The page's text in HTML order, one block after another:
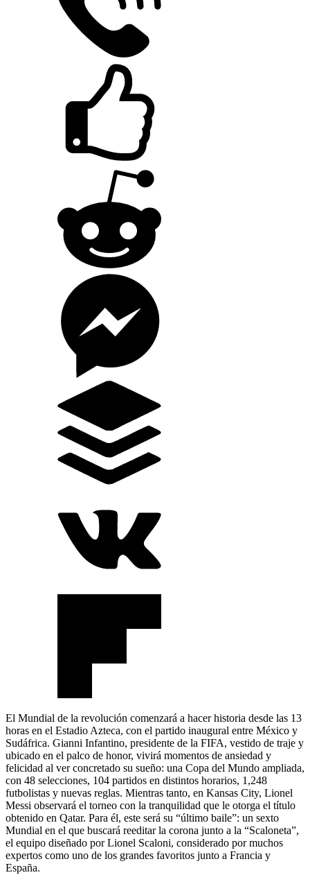
El Mundial de la revolución comenzará a hacer historia desde las 13
horas en el Estadio Azteca, con el partido inaugural entre México y
Sudáfrica. Gianni Infantino, presidente de la FIFA, vestido de traje y
ubicado en el palco de honor, vivirá momentos de ansiedad y
felicidad al ver concretado su sueño: una Copa del Mundo ampliada,
con 48 selecciones, 104 partidos en distintos horarios, 1,248
futbolistas y nuevas reglas. Mientras tanto, en Kansas City, Lionel
Messi observará el torneo con la tranquilidad que le otorga el título
obtenido en Qatar. Para él, este será su “último baile”: un sexto
Mundial en el que buscará reeditar la corona junto a la “Scaloneta”,
el equipo diseñado por Lionel Scaloni, considerado por muchos
expertos como uno de los grandes favoritos junto a Francia y
España.